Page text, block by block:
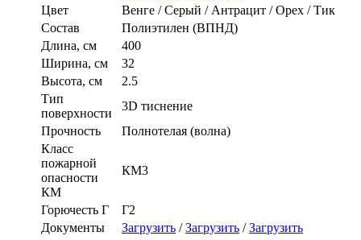
Цвет
Венге / Cерый / Антрацит / Орех / Тик
Состав
Полиэтилен (ВПНД)
Длина, см
400
Ширина, см
32
Высота, см
2.5
Тип
поверхности
3D тиснение
Прочность
Полнотелая (волна)
Класс
пожарной
опасности
КМ
КМ3
Горючесть Г
Г2
Документы
Загрузить /Загрузить /Загрузить